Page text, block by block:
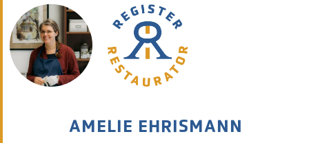
AMELIE EHRISMANN